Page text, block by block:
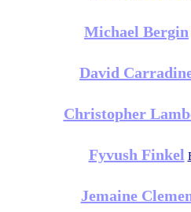
Michael Bergin
David
Christopher
Fyvush Finkel
Jemaine